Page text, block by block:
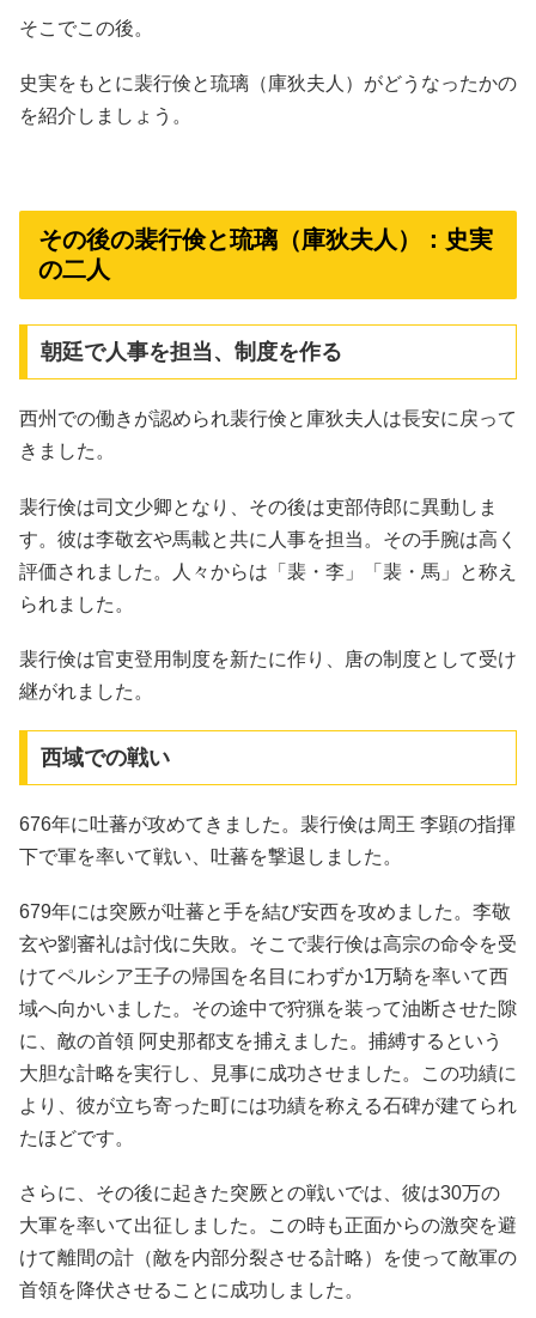
そこでこの後。
史実をもとに裴行倹と琉璃（庫狄夫人）がどうなったかの
を紹介しましょう。
その後の裴行倹と琉璃（庫狄夫人）：史実
の二人
朝廷で人事を担当、制度を作る
西州での働きが認められ裴行倹と庫狄夫人は長安に戻って
きました。
裴行倹は司文少卿となり、その後は吏部侍郎に異動しま
す。彼は李敬玄や馬載と共に人事を担当。その手腕は高く
評価されました。人々からは「裴・李」「裴・馬」と称え
られました。
裴行倹は官吏登用制度を新たに作り、唐の制度として受け
継がれました。
西域での戦い
676年に吐蕃が攻めてきました。裴行倹は周王 李顕の指揮
下で軍を率いて戦い、吐蕃を撃退しました。
679年には突厥が吐蕃と手を結び安西を攻めました。李敬
玄や劉審礼は討伐に失敗。そこで裴行倹は高宗の命令を受
けてペルシア王子の帰国を名目にわずか1万騎を率いて西
域へ向かいました。その途中で狩猟を装って油断させた隙
に、敵の首領 阿史那都支を捕えました。捕縛するという
大胆な計略を実行し、見事に成功させました。この功績に
より、彼が立ち寄った町には功績を称える石碑が建てられ
たほどです。
さらに、その後に起きた突厥との戦いでは、彼は30万の
大軍を率いて出征しました。この時も正面からの激突を避
けて離間の計（敵を内部分裂させる計略）を使って敵軍の
首領を降伏させることに成功しました。